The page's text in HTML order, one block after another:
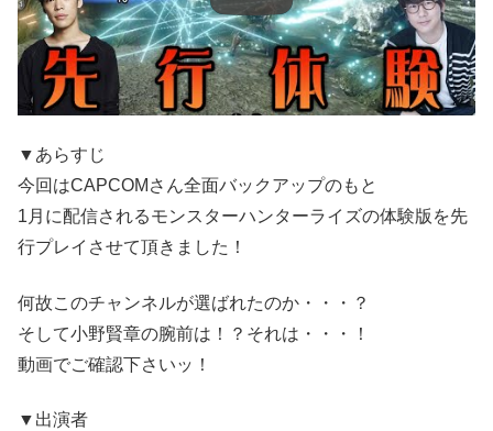
▼あらすじ
今回はCAPCOMさん全面バックアップのもと
1月に配信されるモンスターハンターライズの体験版を先
行プレイさせて頂きました！
何故このチャンネルが選ばれたのか・・・？
そして小野賢章の腕前は！？それは・・・！
動画でご確認下さいッ！
▼出演者